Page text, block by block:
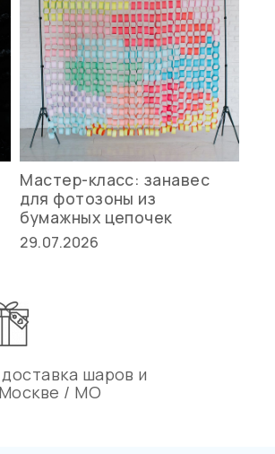
Мастер-класс: занавес
для фотозоны из
бумажных цепочек
29.07.2026
шаров и
/ МО